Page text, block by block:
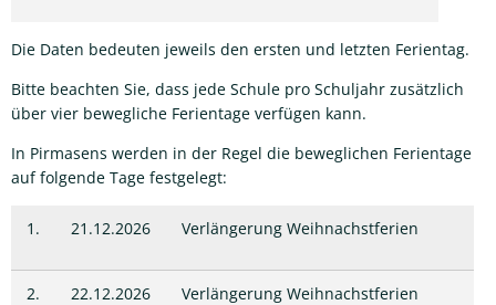
Die Daten bedeuten jeweils den ersten und letzten Ferientag.
Bitte beachten Sie, dass jede Schule pro Schuljahr zusätzlich
über vier bewegliche Ferientage verfügen kann.
In Pirmasens werden in der Regel die beweglichen Ferientage
auf folgende Tage festgelegt:
1. 21.12.2026 Verlängerung Weihnachstferien
2. 22.12.2026 Verlängerung Weihnachstferien